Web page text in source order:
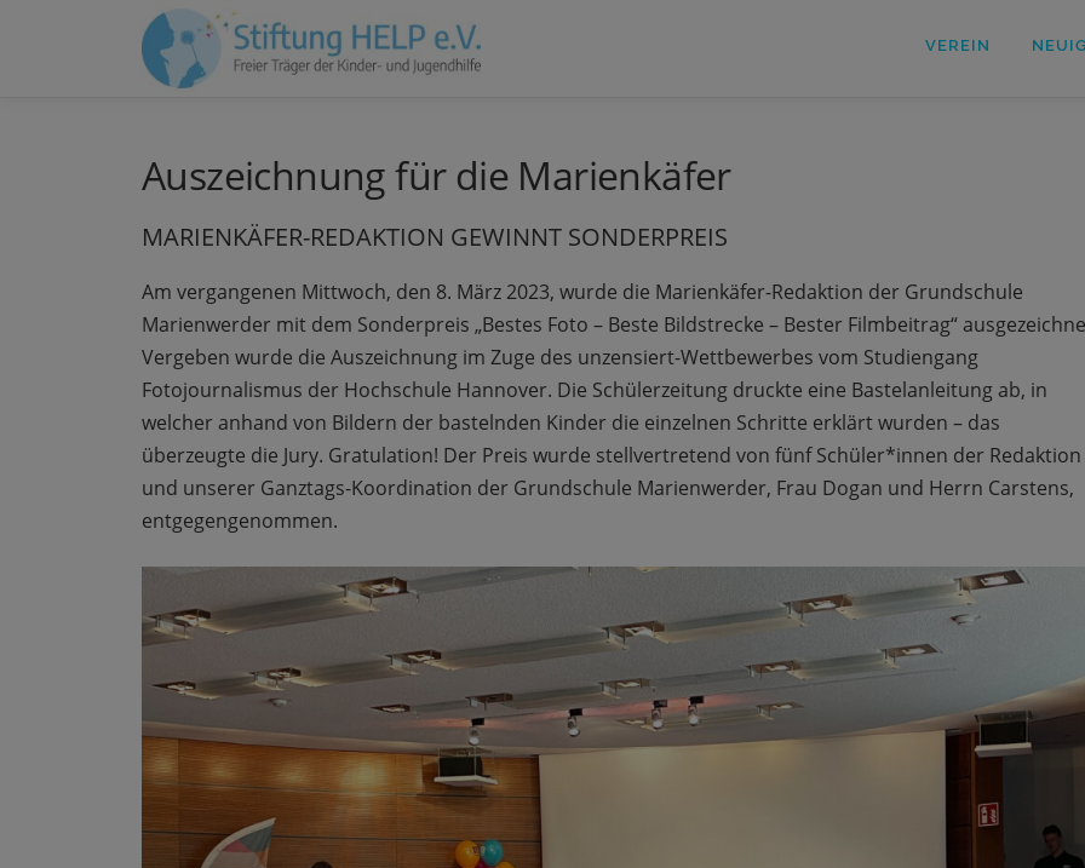
VEREIN
Auszeichnung für die Marienkäfer
MARIENKÄFER-REDAKTION GEWINNT SONDERPREIS
Am vergangenen Mittwoch, den 8. März 2023, wurde die Marienkäfer-Redaktion der Grundschule
Marienwerder mit dem Sonderpreis „Bestes Foto – Beste Bildstrecke – Bester Filmbeitrag“
Vergeben wurde die Auszeichnung im Zuge des unzensiert-Wettbewerbes vom Studiengang
Fotojournalismus der Hochschule Hannover. Die Schülerzeitung druckte eine Bastelanleitung ab, in
welcher anhand von Bildern der bastelnden Kinder die einzelnen Schritte erklärt wurden – das
überzeugte die Jury. Gratulation! Der Preis wurde stellvertretend von fünf Schüler*innen der Redaktion
und unserer Ganztags-Koordination der Grundschule Marienwerder, Frau Dogan und Herrn Carstens,
entgegengenommen.